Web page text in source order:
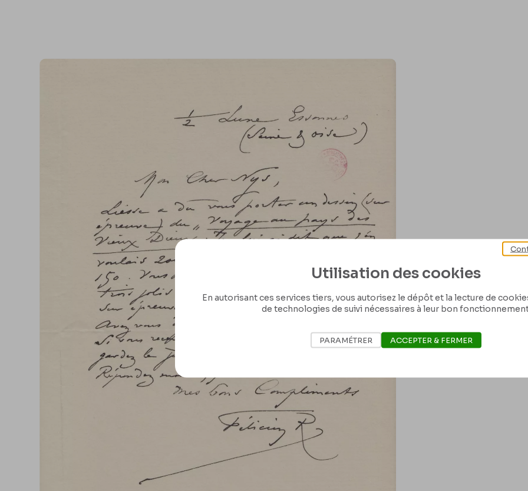
Utilisation des cookies
En autorisant ces services tiers, vous autorisez le dépôt et la lecture de
de technologies de suivi nécessaires à leur bon
PARAMÉTRER ACCEPTER & FERMER